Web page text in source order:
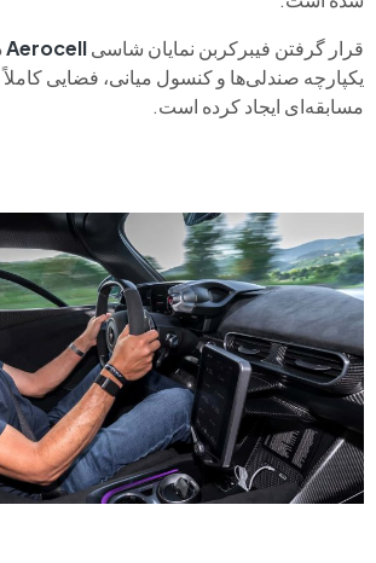
قرار گرفتن فیبرکربن نمایان شاسیAerocell
یکپارچه صندلی‌ها و کنسول میانی، فضایی
مسابقه‌ای ایجاد کرده است.